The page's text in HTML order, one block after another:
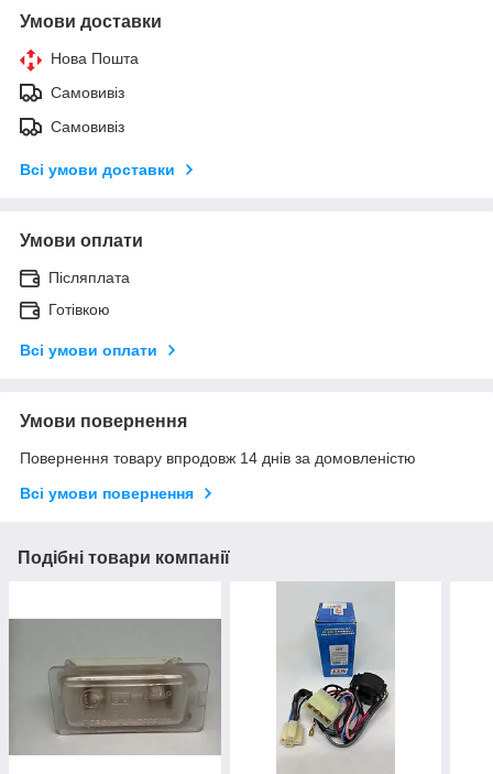
Умови доставки
Нова Пошта
Самовивіз
Самовивіз
Всі умови доставки
Умови оплати
Післяплата
Готівкою
Всі умови оплати
Умови повернення
Повернення товару впродовж 14 днів за домовленістю
Всі умови повернення
Подібні товари компанії